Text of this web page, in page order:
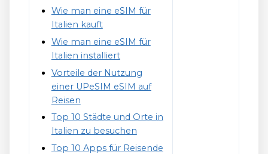
Wie man eine eSIM für
Italien kauft
Wie man eine eSIM für
Italien installiert
Vorteile der Nutzung
einer UPeSIM eSIM auf
Reisen
Top 10 Städte und Orte in
Italien zu besuchen
Top 10 Apps für Reisende